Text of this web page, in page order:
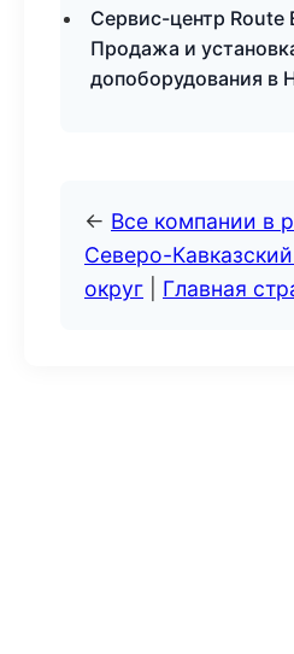
Сервис-центр Route
Продажа и
допоборудования в
← Все компании в
Северо-
округ
Главная